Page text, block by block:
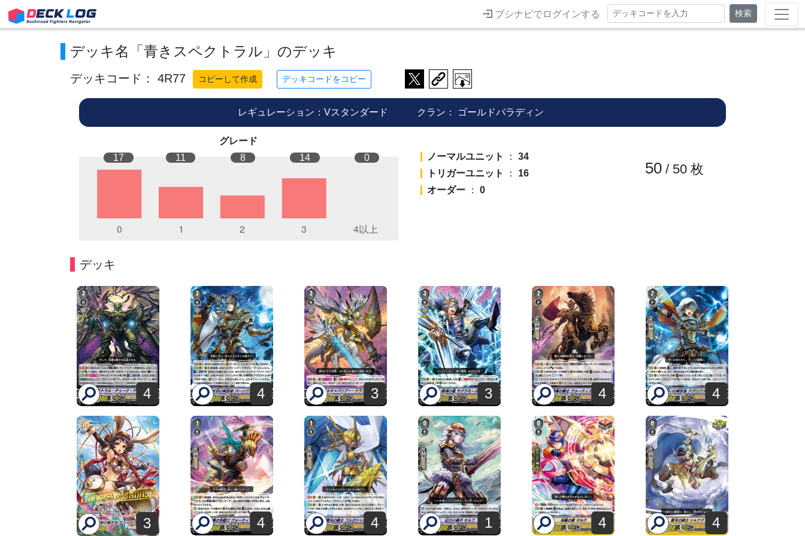
ブシナビでログインする 検索
デッキ名「青きスペクトラル」のデッキ
デッキコード： 4R77 コピーして作成 デッキコードをコピー
レギュレーション：Vスタンダード クラン： ゴールドパラディン
グレード
17
11 8 14 0 ノーマルユニット ： 34
トリガーユニット
： 16
オーダー： 0
50/ 50枚
デッキ
4 4 3 3 4 4
3 4 4 1 4 4